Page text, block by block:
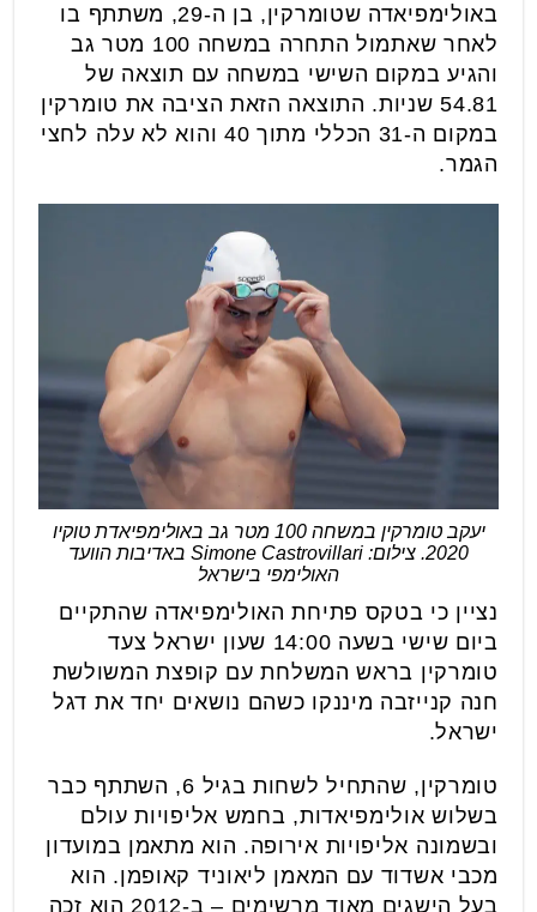
באולימפיאדה שטומרקין, בן ה-29, משתתף בו
לאחר שאתמול התחרה במשחה 100 מטר גב
והגיע במקום השישי במשחה עם תוצאה של
54.81 שניות. התוצאה הזאת הציבה את טומרקין
במקום ה-31 הכללי מתוך 40 והוא לא עלה לחצי
הגמר.
יעקב טומרקין במשחה 100 מטר גב באולימפיאדת טוקיו
2020. צילום: Simone Castrovillari באדיבות הוועד
האולימפי בישראל
נציין כי בטקס פתיחת האולימפיאדה שהתקיים
ביום שישי בשעה 14:00 שעון ישראל צעד
טומרקין בראש המשלחת עם קופצת המשולשת
חנה קנייזבה מיננקו כשהם נושאים יחד את דגל
ישראל.
טומרקין, שהתחיל לשחות בגיל 6, השתתף כבר
בשלוש אולימפיאדות, בחמש אליפויות עולם
ובשמונה אליפויות אירופה. הוא מתאמן במועדון
מכבי אשדוד עם המאמן ליאוניד קאופמן. הוא
בעל הישגים מאוד מרשימים – ב-2012 הוא זכה